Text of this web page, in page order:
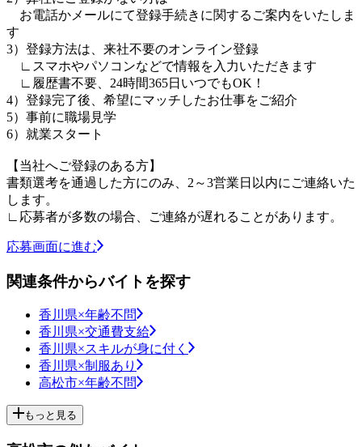
お電話かメールにて登録手続きに関するご案内をいたしま
す
3）登録方法は、来社不要のオンライン登録
∟スマホやパソコンなどで情報を入力いただきます
∟履歴書不要、24時間365日いつでもOK！
4）登録完了後、希望にマッチしたお仕事をご紹介
5）事前に職場見学
6）就業スタート
【当社へご登録のある方】
書類選考を通過した方にのみ、2～3営業日以内にご連絡いた
します。
∟応募者が多数の場合、ご連絡が遅れることがあります。
応募画面に進む
関連条件からバイトを探す
香川県×年齢不問
香川県×交通費支給
香川県×スキルが身に付く
香川県×制服あり
高松市×年齢不問
もっと見る